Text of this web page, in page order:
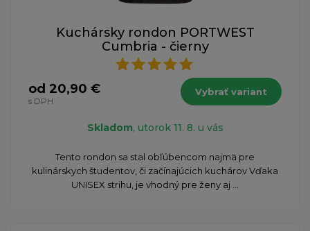
Kuchársky rondon PORTWEST
Cumbria - čierny
od 20,90 €
s DPH
Vybrať variant
Skladom, utorok 11. 8. u vás
​Tento rondon sa stal obľúbencom najmä pre
kulinárskych študentov, či začínajúcich kuchárov Vďaka
UNISEX strihu, je vhodný pre ženy aj ...